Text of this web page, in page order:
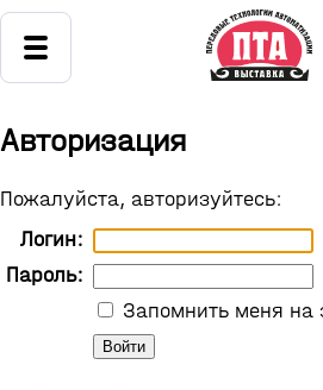
Авторизация
Пожалуйста, авторизуйтесь:
Логин:
Пароль:
Запомнить меня на